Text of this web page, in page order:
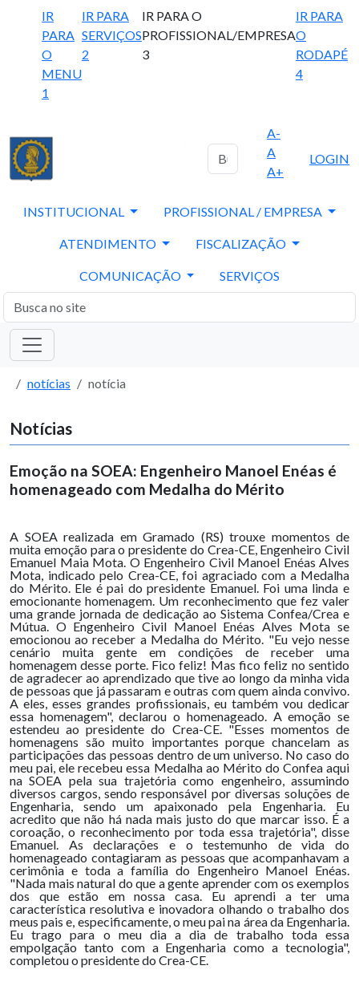
IR
PARA
O
MENU
1
IR PARA
SERVIÇOS
2
IR PARA O
PROFISSIONAL/EMPRESA
3
IR PARA
O
RODAPÉ
4
A-
A
A+
LOGIN
INSTITUCIONAL PROFISSIONAL / EMPRESA
ATENDIMENTO FISCALIZAÇÃO
COMUNICAÇÃO SERVIÇOS
notícias notícia
Notícias
Emoção na SOEA: Engenheiro Manoel Enéas é
homenageado com Medalha do Mérito
A SOEA realizada em Gramado (RS) trouxe momentos de
muita emoção para o presidente do Crea-CE, Engenheiro Civil
Emanuel Maia Mota. O Engenheiro Civil Manoel Enéas Alves
Mota, indicado pelo Crea-CE, foi agraciado com a Medalha
do Mérito. Ele é pai do presidente Emanuel. Foi uma linda e
emocionante homenagem. Um reconhecimento que fez valer
uma grande jornada de dedicação ao Sistema Confea/Crea e
Mútua. O Engenheiro Civil Manoel Enéas Alves Mota se
emocionou ao receber a Medalha do Mérito. "Eu vejo nesse
cenário muita gente em condições de receber uma
homenagem desse porte. Fico feliz! Mas fico feliz no sentido
de agradecer ao aprendizado que tive ao longo da minha vida
de pessoas que já passaram e outras com quem ainda convivo.
A eles, esses grandes profissionais, eu também vou dedicar
essa homenagem", declarou o homenageado. A emoção se
estendeu ao presidente do Crea-CE. "Esses momentos de
homenagens são muito importantes porque chancelam as
participações das pessoas dentro de um universo. No caso do
meu pai, ele recebeu essa Medalha ao Mérito do Confea aqui
na SOEA pela sua trajetória como engenheiro, assumindo
diversos cargos, sendo responsável por diversas soluções de
Engenharia, sendo um apaixonado pela Engenharia. Eu
acredito que não há nada mais justo do que marcar isso. É a
coroação, o reconhecimento por toda essa trajetória", disse
Emanuel. As declarações e o testemunho de vida do
homenageado contagiaram as pessoas que acompanhavam a
cerimônia e toda a família do Engenheiro Manoel Enéas.
"Nada mais natural do que a gente aprender com os exemplos
dos que estão em nossa casa. Eu aprendi a ter uma
característica resolutiva e inovadora olhando o trabalho dos
meus pais e, especificamente, o meu pai na área da Engenharia.
Eu trago para o meu dia a dia de trabalho toda essa
empolgação tanto com a Engenharia como a tecnologia",
completou o presidente do Crea-CE.